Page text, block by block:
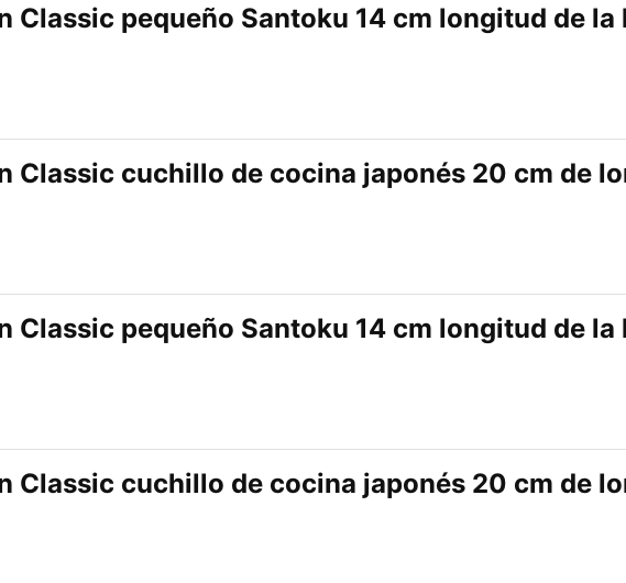
Classic pequeño Santoku 14 cm longitud de la
Classic cuchillo de cocina japonés 20 cm de
Classic pequeño Santoku 14 cm longitud de la
Classic cuchillo de cocina japonés 20 cm de